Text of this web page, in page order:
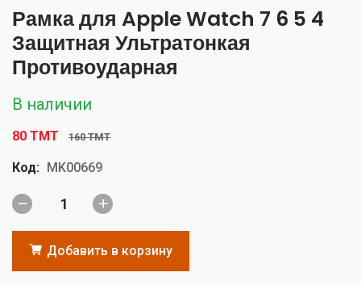
Рамка для Apple Watch 7 6 5 4
Защитная Ультратонкая
Противоударная
В наличии
80 TMT 160 TMT
Код: MK00669
Добавить в корзину